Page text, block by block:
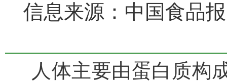
信息来源：中国食品
人体主要由蛋白质构